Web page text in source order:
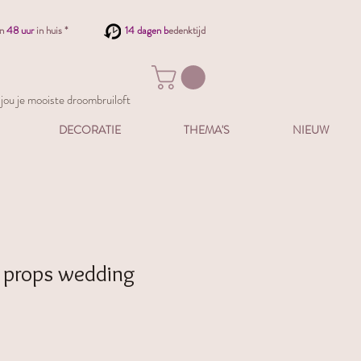
48 uur in huis * 14 dagen bedenktijd
je mooiste droombruiloft
DECORATIE THEMA'S NIEUW
wedding